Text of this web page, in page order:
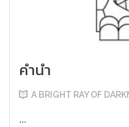
คำนำ
A BRIGHT RAY OF
...